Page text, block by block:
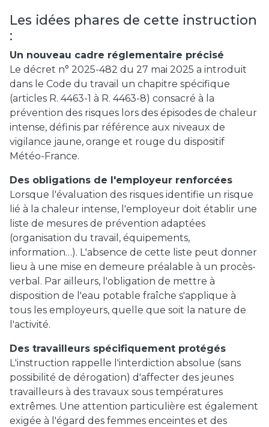
Les idées phares de cette instruction
:
Un nouveau cadre réglementaire précisé
Le décret n° 2025-482 du 27 mai 2025 a introduit
dans le Code du travail un chapitre spécifique
(articles R. 4463-1 à R. 4463-8) consacré à la
prévention des risques lors des épisodes de chaleur
intense, définis par référence aux niveaux de
vigilance jaune, orange et rouge du dispositif
Météo-France.
Des obligations de l'employeur renforcées
Lorsque l'évaluation des risques identifie un risque
lié à la chaleur intense, l'employeur doit établir une
liste de mesures de prévention adaptées
(organisation du travail, équipements,
information…). L'absence de cette liste peut donner
lieu à une mise en demeure préalable à un procès-
verbal. Par ailleurs, l'obligation de mettre à
disposition de l'eau potable fraîche s'applique à
tous les employeurs, quelle que soit la nature de
l'activité.
Des travailleurs spécifiquement protégés
L'instruction rappelle l'interdiction absolue (sans
possibilité de dérogation) d'affecter des jeunes
travailleurs à des travaux sous températures
extrêmes. Une attention particulière est également
exigée à l'égard des femmes enceintes et des